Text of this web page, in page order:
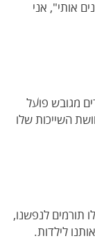
אותי", אני
מגובש פועל
השייכות שלו
תורמים לנפשנו,
לילדות.